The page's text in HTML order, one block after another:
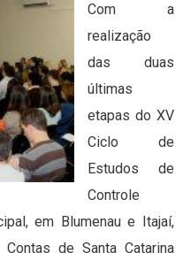
Com a
realização
das duas
últimas
etapas do XV
Ciclo de
Estudos de
Controle
em Blumenau e Itajaí,
de Santa Catarina